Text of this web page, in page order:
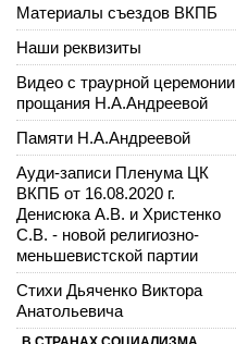
Материалы съездов ВКПБ
Наши реквизиты
Видео с траурной церемонии
прощания Н.А.Андреевой
Памяти Н.А.Андреевой
Ауди-записи Пленума ЦК
ВКПБ от 16.08.2020 г.
Денисюка А.В. и Христенко
С.В. - новой религиозно-
меньшевистской партии
Стихи Дьяченко Виктора
Анатольевича